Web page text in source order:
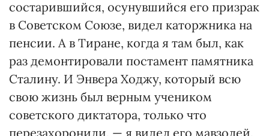
состарившийся, осунувшийся его призрак
в Советском Союзе, видел каторжника на
пенсии. А в Тиране, когда я там был, как
раз демонтировали постамент памятника
Сталину. И Энвера Ходжу, который всю
свою жизнь был верным учеником
советского диктатора, только что
перезахоронили, — я видел его мавзолей,